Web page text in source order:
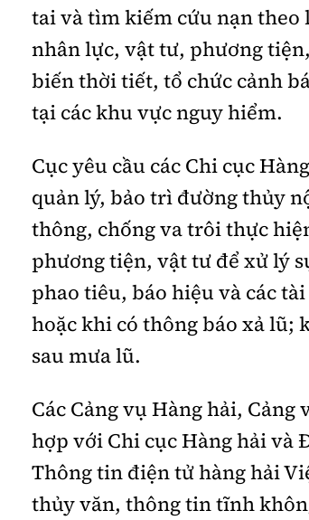
tai và tìm kiếm cứu nạn
nhân lực, vật tư, phương
biến thời tiết, tổ chức cảnh
tại các khu vực nguy hiểm.
Cục yêu cầu các Chi cục
quản lý, bảo trì đường thủy
thông, chống va trôi thực
phương tiện, vật tư để xử lý
phao tiêu, báo hiệu và các
hoặc khi có thông báo xả lũ;
sau mưa lũ.
Các Cảng vụ Hàng hải,
hợp với Chi cục Hàng hải và
Thông tin điện tử hàng hải
thủy văn, thông tin tĩnh